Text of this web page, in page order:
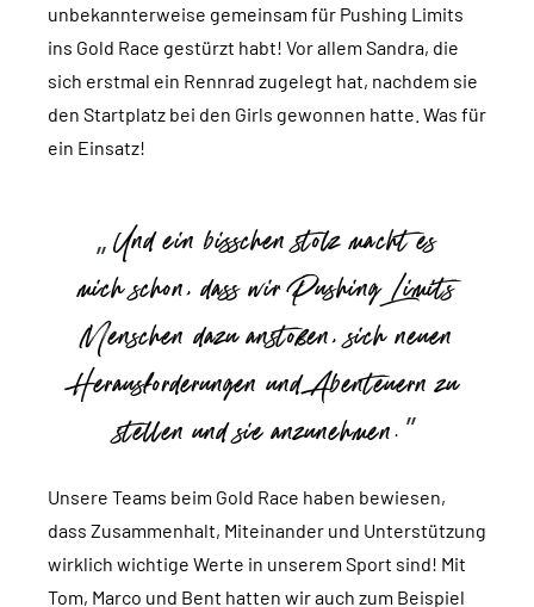
unbekannterweise gemeinsam für Pushing Limits
ins Gold Race gestürzt habt! Vor allem Sandra, die
sich erstmal ein Rennrad zugelegt hat, nachdem sie
den Startplatz bei den Girls gewonnen hatte. Was für
ein Einsatz!
Und ein bisschen stolz macht es
mich schon, dass wir Pushing Limits
Menschen dazu anstoßen, sich neuen
Herausforderungen und Abenteuern zu
stellen und sie anzunehmen.
Unsere Teams beim Gold Race haben bewiesen,
dass Zusammenhalt, Miteinander und Unterstützung
wirklich wichtige Werte in unserem Sport sind! Mit
Tom, Marco und Bent hatten wir auch zum Beispiel